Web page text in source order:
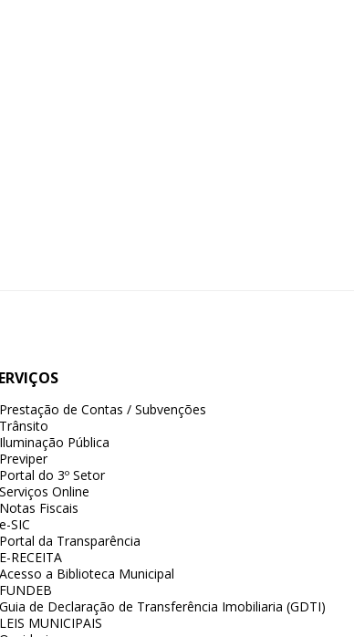
Prestação de Contas / Subvenções
Trânsito
Iluminação Pública
Previper
Portal do 3º Setor
Serviços Online
Notas Fiscais
e-SIC
Portal da Transparência
E-RECEITA
Acesso a Biblioteca Municipal
FUNDEB
Guia de Declaração de Transferência Imobiliaria (GDTI)
LEIS MUNICIPAIS